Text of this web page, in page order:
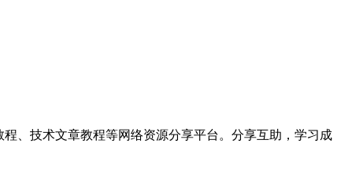
程、技术文章教程等网络资源分享平台。分享互助，学习成